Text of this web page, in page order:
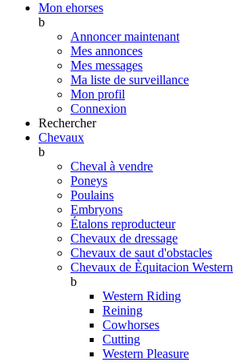
Mon ehorses
b
Annoncer maintenant
Mes annonces
Mes messages
Ma liste de surveillance
Mon profil
Connexion
Rechercher
Chevaux
b
Cheval à vendre
Poneys
Poulains
Embryons
Étalons reproducteur
Chevaux de dressage
Chevaux de saut d'obstacles
Chevaux de Èquitacion Western
b
Western Riding
Reining
Cowhorses
Cutting
Western Pleasure